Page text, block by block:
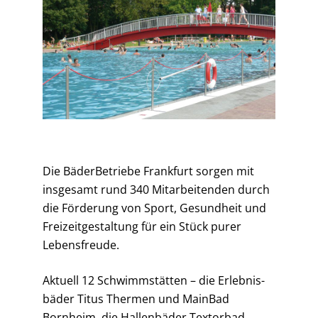
Die BäderBetriebe Frankfurt sorgen mit
insgesamt rund 340 Mitarbeitenden durch
die För­derung von Sport, Gesundheit und
Freizeitgestaltung für ein Stück purer
Lebensfreude.
Aktuell 12 Schwimmstätten – die Erlebnis­
bäder Titus Thermen und MainBad